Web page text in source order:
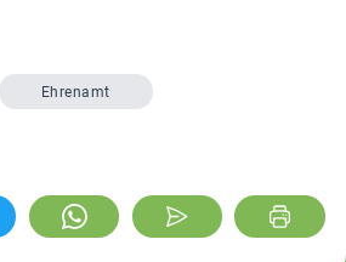
Ehrenamt